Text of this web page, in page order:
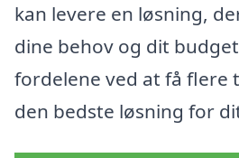
kan levere en løsning,
dine behov og dit
fordelene ved at få flere
den bedste løsning for